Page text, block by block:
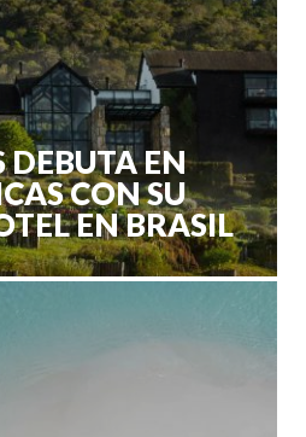
DEBUTA EN
CON SU
EN BRASIL